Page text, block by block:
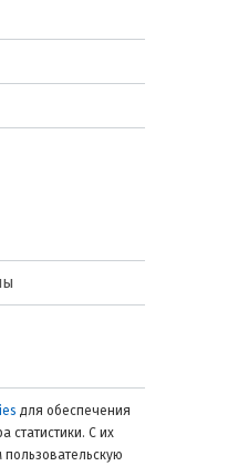
для обеспечения
статистики. С их